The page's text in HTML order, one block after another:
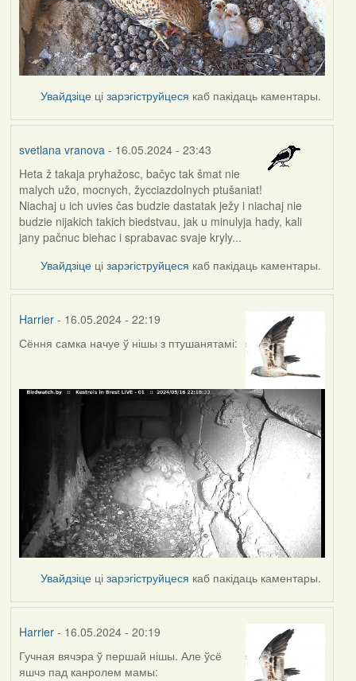
Увайдзіце цізарэгіструйцеся каб пакідаць каментары.
svetlana vranova- 16.05.2024 - 23:43
Heta ž takaja pryhažosc, bačyc tak šmat nie
malych užo, mocnych, žycciazdolnych ptušaniat!
Niachaj u ich uvies čas budzie dastatak ježy i niachaj nie
budzie nijakich takich biedstvau, jak u minulyja hady, kali
jany pačnuc biehac i sprabavac svaje kryly...
Увайдзіце цізарэгіструйцеся каб пакідаць каментары.
Harrier- 16.05.2024 - 22:19
Сёння самка начуе ў нішы з птушанятамі:
Увайдзіце цізарэгіструйцеся каб пакідаць каментары.
Harrier- 16.05.2024 - 20:19
Гучная вячэра ў першай нішы. Але ўсё
яшчэ пад канролем мамы: